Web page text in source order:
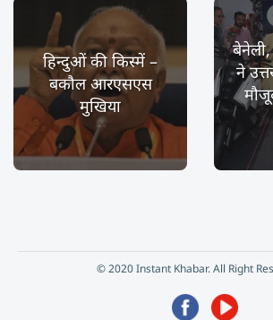
हिन्दुओं की किस्में –
बकौल आरएसएस
मुखिया
बेनेली,
ने
© 2020 Instant Khabar. All Right